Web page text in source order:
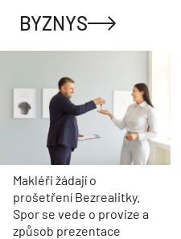
BYZNYS
Makléři žádají o
prošetření Bezrealitky.
Spor se vede o provize a
způsob prezentace